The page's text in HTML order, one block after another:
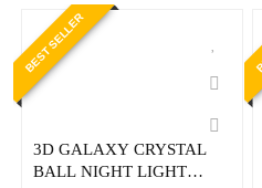
BEST SELLER
3D GALAXY CRYSTAL
BALL NIGHT LIGHT